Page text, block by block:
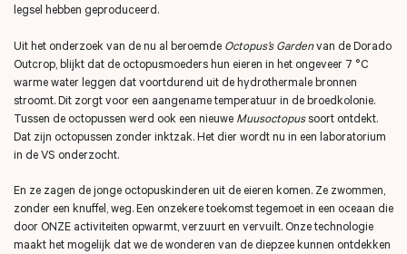
legsel hebben geproduceerd.
Uit het onderzoek van de nu al beroemde Octopus’s Gardenvan de Dorado
Outcrop, blijkt dat de octopusmoeders hun eieren in het ongeveer 7 °C
warme water leggen dat voortdurend uit de hydrothermale bronnen
stroomt. Dit zorgt voor een aangename temperatuur in de broedkolonie.
Tussen de octopussen werd ook een nieuwe Muusoctopussoort ontdekt.
Dat zijn octopussen zonder inktzak. Het dier wordt nu in een laboratorium
in de VS onderzocht.
En ze zagen de jonge octopuskinderen uit de eieren komen. Ze zwommen,
zonder een knuffel, weg. Een onzekere toekomst tegemoet in een oceaan die
door ONZE activiteiten opwarmt, verzuurt en vervuilt. Onze technologie
maakt het mogelijk dat we de wonderen van de diepzee kunnen ontdekken